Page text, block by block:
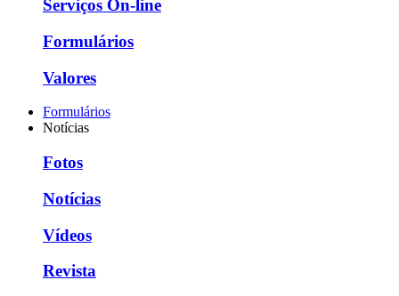
Serviços On-line
Formulários
Valores
Formulários
Notícias
Fotos
Notícias
Vídeos
Revista